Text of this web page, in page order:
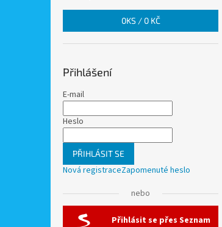
0KS / 0 KČ
Přihlášení
E-mail
Heslo
PŘIHLÁSIT SE
Nová registraceZapomenuté heslo
nebo
Přihlásit se přes Seznam